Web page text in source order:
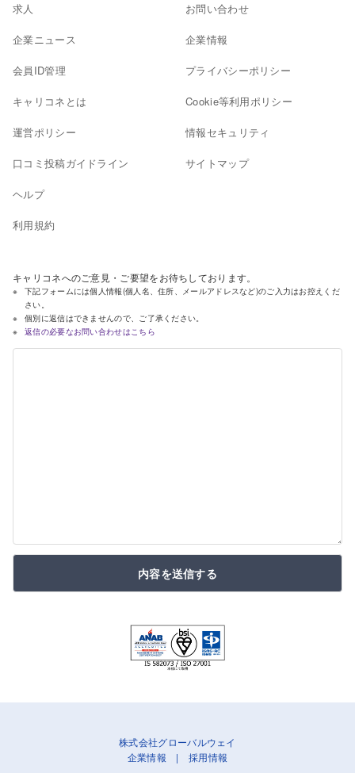
求人
企業ニュース
会員ID管理
キャリコネとは
運営ポリシー
口コミ投稿ガイドライン
ヘルプ
利用規約
お問い合わせ
企業情報
プライバシーポリシー
Cookie等利用ポリシー
情報セキュリティ
サイトマップ
キャリコネへのご意見・ご要望をお待ちしております。
下記フォームには個人情報(個人名、住所、メールアドレスなど)のご入力はお控えくだ
さい。
個別に返信はできませんので、ご了承ください。
返信の必要なお問い合わせはこちら
内容を送信する
株式会社グローバルウェイ
企業情報 | 採用情報